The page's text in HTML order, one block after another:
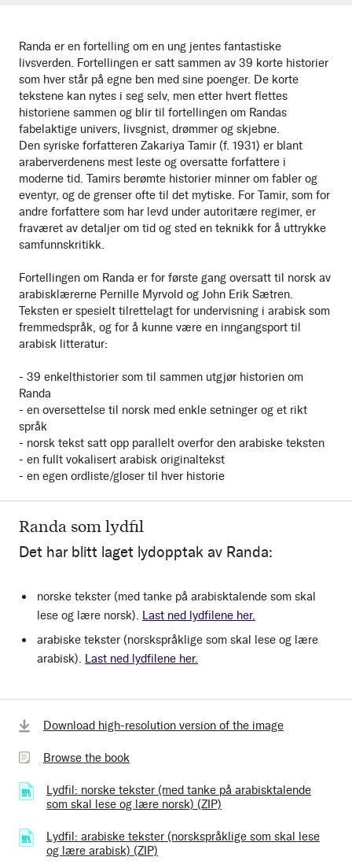
Randa som lydfil
Det har blitt laget lydopptak av Randa:
norske tekster (med tanke på arabisktalende som skal
lese og lære norsk). Last ned lydfilene her.
arabiske tekster (norskspråklige som skal lese og lære
arabisk). Last ned lydfilene her.
Randa er en fortelling om en ung jentes fantastiske
livsverden. Fortellingen er satt sammen av 39 korte historier
som hver står på egne ben med sine poenger. De korte
tekstene kan nytes i seg selv, men etter hvert flettes
historiene sammen og blir til fortellingen om Randas
fabelaktige univers, livsgnist, drømmer og skjebne.
Den syriske forfatteren Zakariya Tamir (f. 1931) er blant
araberverdenens mest leste og oversatte forfattere i
moderne tid. Tamirs berømte historier minner om fabler og
eventyr, og de grenser ofte til det mytiske. For Tamir, som for
andre forfattere som har levd under autoritære regimer, er
fraværet av detaljer om tid og sted en teknikk for å uttrykke
samfunnskritikk.
Fortellingen om Randa er for første gang oversatt til norsk av
arabisklærerne Pernille Myrvold og John Erik Sætren.
Teksten er spesielt tilrettelagt for undervisning i arabisk som
fremmedspråk, og for å kunne være en inngangsport til
arabisk litteratur:
- 39 enkelthistorier som til sammen utgjør historien om
Randa
- en oversettelse til norsk med enkle setninger og et rikt
språk
- norsk tekst satt opp parallelt overfor den arabiske teksten
- en fullt vokalisert arabisk originaltekst
- en egen ordliste/gloser til hver historie
Download high-resolution version of the image
Browse
bookBrowse the book
Lydfil: norske tekster (med tanke på arabisktalende
som skal lese og lære norsk) (ZIP)
Lydfil: arabiske tekster (norskspråklige som skal lese
og lære arabisk) (ZIP)